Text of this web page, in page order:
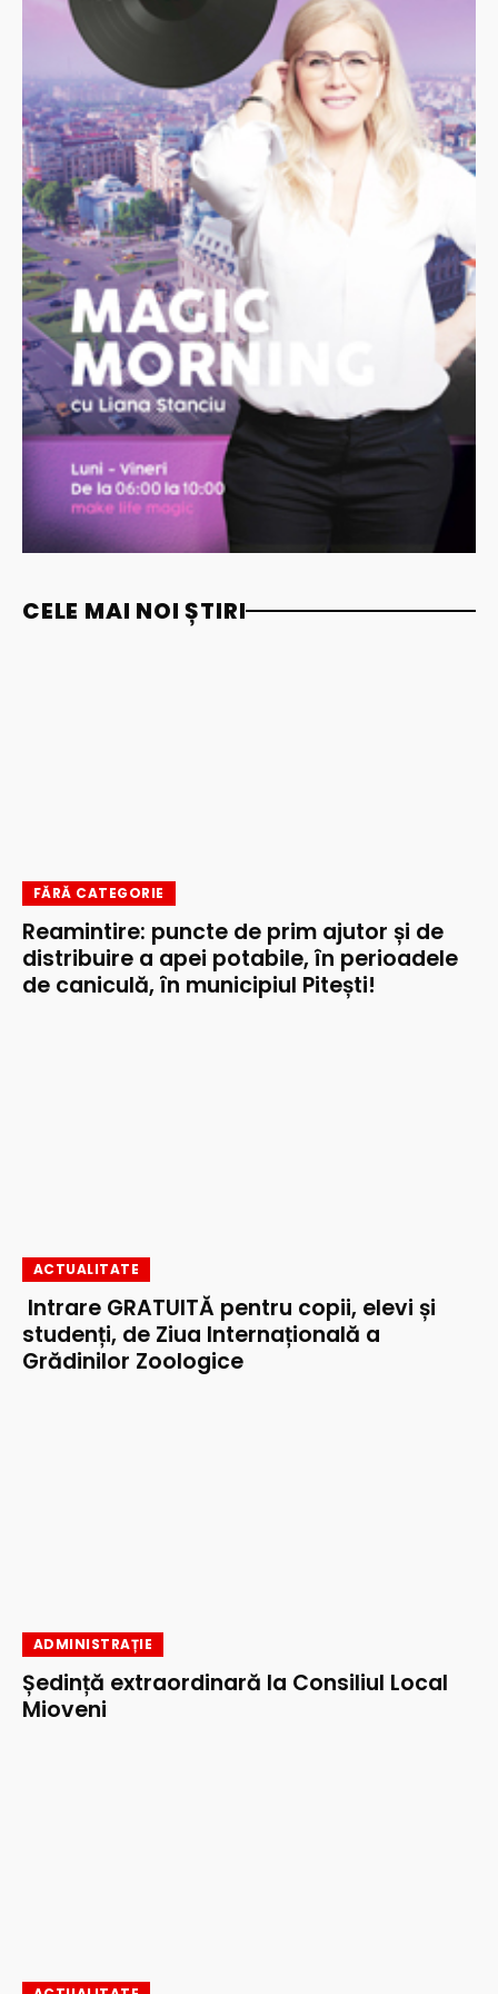
CELE MAI NOI ȘTIRI
FĂRĂ CATEGORIE
Reamintire: puncte de prim ajutor și de
distribuire a apei potabile, în perioadele
de caniculă, în municipiul Pitești!
ACTUALITATE
Intrare GRATUITĂ pentru copii, elevi și
studenți, de Ziua Internațională a
Grădinilor Zoologice
ADMINISTRAȚIE
Ședință extraordinară la Consiliul Local
Mioveni